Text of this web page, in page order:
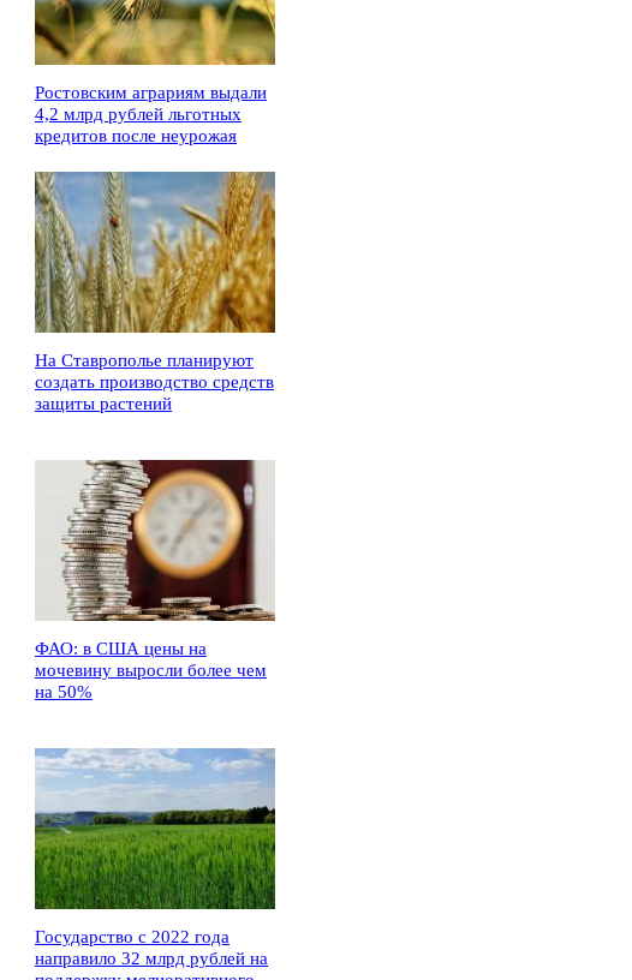
Ростовским аграриям выдали
4,2 млрд рублей льготных
кредитов после неурожая
На Ставрополье планируют
создать производство средств
защиты растений
ФАО: в США цены на
мочевину выросли более чем
на 50%
Государство с 2022 года
направило 32 млрд рублей на